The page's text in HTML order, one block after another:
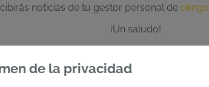
noticias de tu gestor personal de okngo
¡Un saludo!
VOLVER A LA WEB
de la privacidad